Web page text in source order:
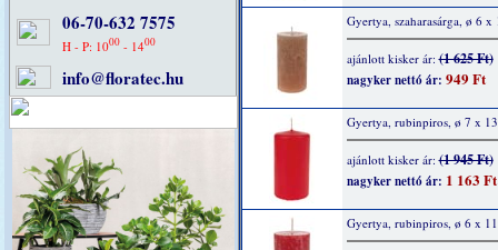
06-70-632 7575
H - P: 1000 - 1400
info@floratec.hu
Gyertya, szaharasárga, ø 6 x
ajánlott kisker ár:(1 625 Ft)
nagyker nettó ár: 949 Ft
Gyertya, rubinpiros, ø 7 x
ajánlott kisker ár:(1 945 Ft)
nagyker nettó ár: 1 163 Ft
Gyertya, rubinpiros, ø 6 x